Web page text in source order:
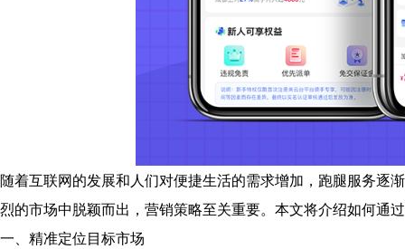
随着互联网的发展和人们对便捷生活的需求增加，跑腿服务逐
烈的市场中脱颖而出，营销策略至关重要。本文将介绍如何通
一、精准定位目标市场